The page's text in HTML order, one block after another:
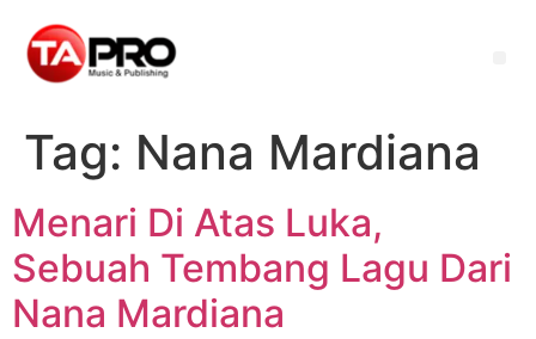
Tag: Nana Mardiana
Menari Di Atas Luka,
Sebuah Tembang Lagu Dari
Nana Mardiana